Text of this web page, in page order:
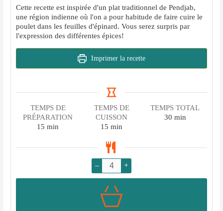
Cette recette est inspirée d'un plat traditionnel de Pendjab,
une région indienne où l'on a pour habitude de faire cuire le
poulet dans les feuilles d'épinard. Vous serez surpris par
l'expression des différentes épices!
Imprimer la recette
TEMPS DE
PRÉPARATION
15 minutes
min
TEMPS DE
CUISSON
15 minutes
min
TEMPS TOTAL
30minutes
min
– +